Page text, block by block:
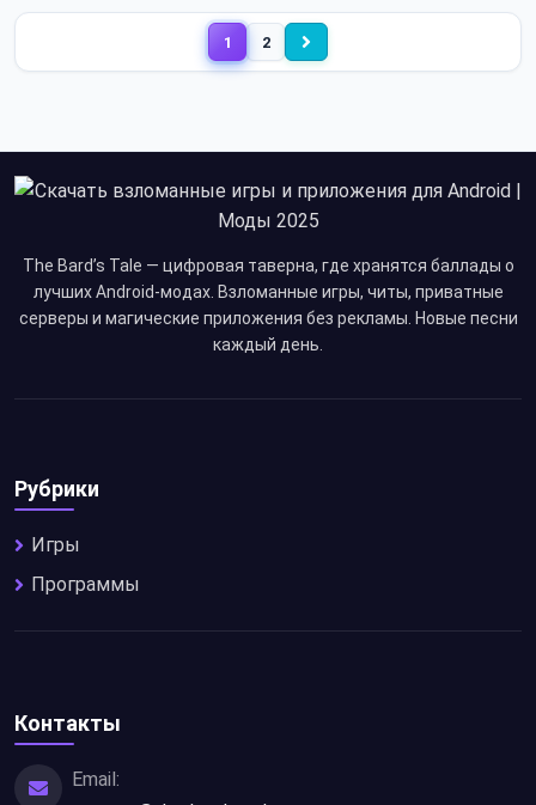
1 2
The Bard’s Tale — цифровая таверна, где хранятся баллады о
лучших Android-модах. Взломанные игры, читы, приватные
серверы и магические приложения без рекламы. Новые песни
каждый день.
Рубрики
Игры
Программы
Контакты
Email: